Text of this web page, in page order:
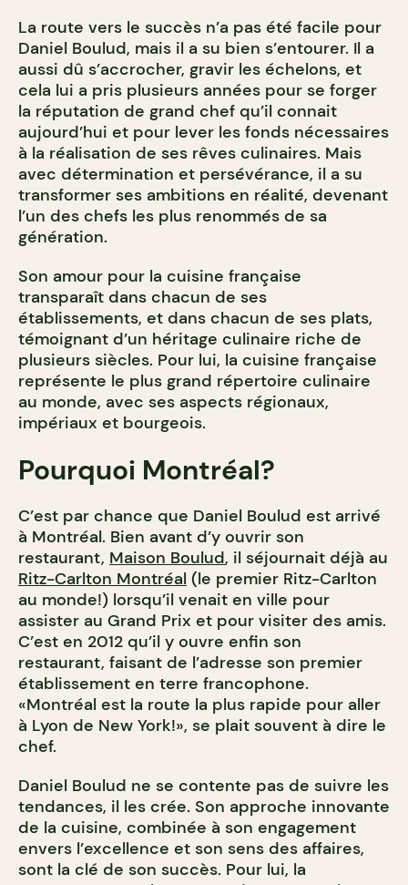
La route vers le succès n’a pas été facile pour
Daniel Boulud, mais il a su bien s’entourer. Il a
aussi dû s’accrocher, gravir les échelons, et
cela lui a pris plusieurs années pour se forger
la réputation de grand chef qu’il connait
aujourd’hui et pour lever les fonds nécessaires
à la réalisation de ses rêves culinaires. Mais
avec détermination et persévérance, il a su
transformer ses ambitions en réalité, devenant
l’un des chefs les plus renommés de sa
génération.
Son amour pour la cuisine française
transparaît dans chacun de ses
établissements, et dans chacun de ses plats,
témoignant d’un héritage culinaire riche de
plusieurs siècles. Pour lui, la cuisine française
représente le plus grand répertoire culinaire
au monde, avec ses aspects régionaux,
impériaux et bourgeois.
Pourquoi Montréal?
C’est par chance que Daniel Boulud est arrivé
à Montréal. Bien avant d’y ouvrir son
restaurant, Maison Boulud, il séjournait déjà au
Ritz-Carlton Montréal (le premier Ritz-Carlton
au monde!) lorsqu’il venait en ville pour
assister au Grand Prix et pour visiter des amis.
C’est en 2012 qu’il y ouvre enfin son
restaurant, faisant de l’adresse son premier
établissement en terre francophone.
«Montréal est la route la plus rapide pour aller
à Lyon de New York!», se plait souvent à dire le
chef.
Daniel Boulud ne se contente pas de suivre les
tendances, il les crée. Son approche innovante
de la cuisine, combinée à son engagement
envers l’excellence et son sens des affaires,
sont la clé de son succès. Pour lui, la